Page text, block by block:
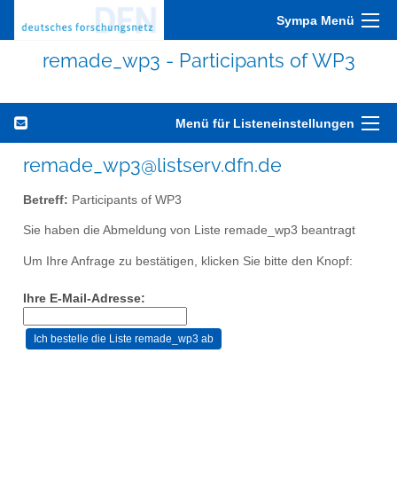
Sympa Menü
remade_wp3 - Participants of WP3
Menü für Listeneinstellungen
remade_wp3@listserv.dfn.de
Betreff: Participants of WP3
Sie haben die Abmeldung von Liste remade_wp3 beantragt
Um Ihre Anfrage zu bestätigen, klicken Sie bitte den Knopf:
Ihre E-Mail-Adresse: